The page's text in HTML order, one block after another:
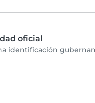
oficial
identificación